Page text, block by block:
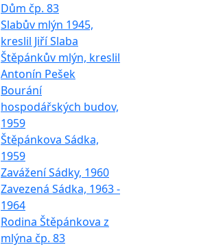
Dům čp. 83
Slabův mlýn 1945,
kreslil Jiří Slaba
Štěpánkův mlýn, kreslil
Antonín Pešek
Bourání
hospodářských budov,
1959
Štěpánkova Sádka,
1959
Zavážení Sádky, 1960
Zavezená Sádka, 1963 -
1964
Rodina Štěpánkova z
mlýna čp. 83